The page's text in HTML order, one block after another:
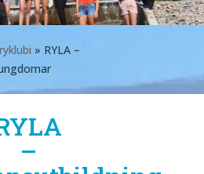
» RYLA –
–